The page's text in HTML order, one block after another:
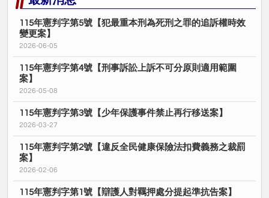
115年憲判字第5號【犯最重本刑為死刑之罪的追訴權時效
變更案】
2026-06-05
115年憲判字第4號【刑事訴訟上訴不可分原則適用範圍
案】
2026-05-08
115年憲判字第3號【少年保護事件禁止再行移送案】
2026-03-27
115年憲判字第2號【違反全民健康保險法扣費義務之裁罰
案】
2026-02-06
115年憲判字第1號【辯護人對羈押處分提起準抗告案】